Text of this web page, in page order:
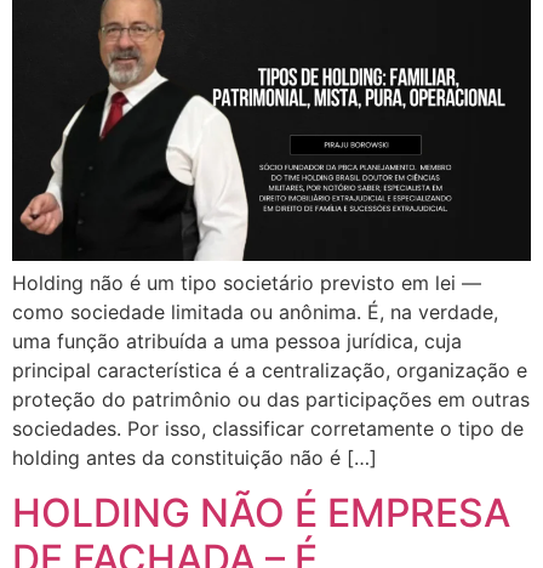
Holding não é um tipo societário previsto em lei —
como sociedade limitada ou anônima. É, na verdade,
uma função atribuída a uma pessoa jurídica, cuja
principal característica é a centralização, organização e
proteção do patrimônio ou das participações em outras
sociedades. Por isso, classificar corretamente o tipo de
holding antes da constituição não é […]
HOLDING NÃO É EMPRESA
DE FACHADA – É